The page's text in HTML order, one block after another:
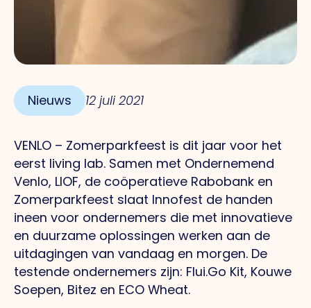
Nieuws 12 juli 2021
VENLO – Zomerparkfeest is dit jaar voor het
eerst living lab. Samen met Ondernemend
Venlo, LIOF, de coöperatieve Rabobank en
Zomerparkfeest slaat Innofest de handen
ineen voor ondernemers die met innovatieve
en duurzame oplossingen werken aan de
uitdagingen van vandaag en morgen. De
testende ondernemers zijn: Flui.Go Kit, Kouwe
Soepen, Bitez en ECO Wheat.